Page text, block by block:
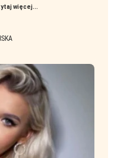
więcej...